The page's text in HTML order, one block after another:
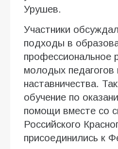
Урушев.
Участники
подходы в
профессиональное
молодых педагогов
наставничества.
обучение по
помощи вместе со
Российского
присоединились к